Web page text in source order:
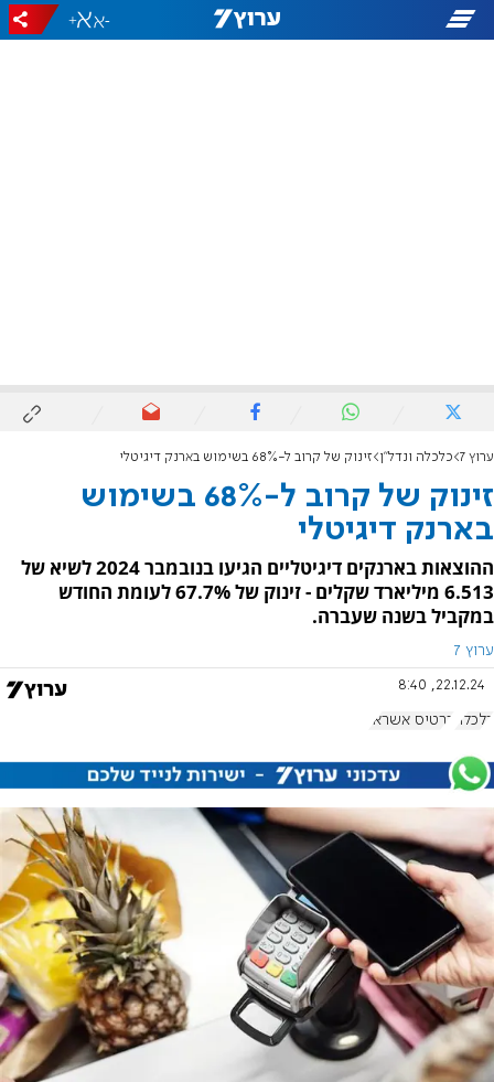
-
+
ערוץ 7 כלכלה ונדל"ן זינוק של קרוב ל-68% בשימוש בארנק דיגיטלי
זינוק של קרוב ל-68% בשימוש
בארנק דיגיטלי
ההוצאות בארנקים דיגיטליים הגיעו בנובמבר 2024 לשיא של
6.513 מיליארד שקלים - זינוק של 67.7% לעומת החודש
במקביל בשנה שעברה.
ערוץ 7
22.12.24, 8:40
כלכלה כרטיס אשראי